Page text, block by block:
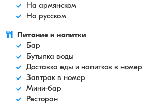
На армянском
На русском
Питание и напитки
Бар
Бутылка воды
Доставка еды и напитков в номер
Завтрак в номер
Мини-бар
Ресторан